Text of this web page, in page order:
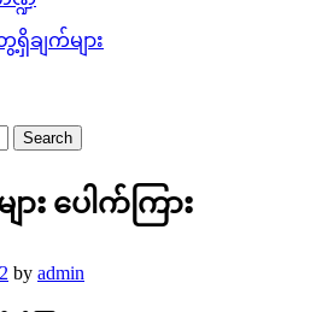
ချက်များ
ား ပေါက်ကြား
by admin